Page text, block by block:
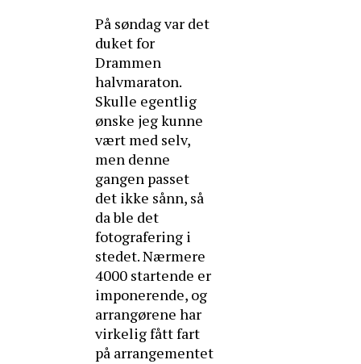
På søndag var det
duket for
Drammen
halvmaraton.
Skulle egentlig
ønske jeg kunne
vært med selv,
men denne
gangen passet
det ikke sånn, så
da ble det
fotografering i
stedet. Nærmere
4000 startende er
imponerende, og
arrangørene har
virkelig fått fart
på arrangementet